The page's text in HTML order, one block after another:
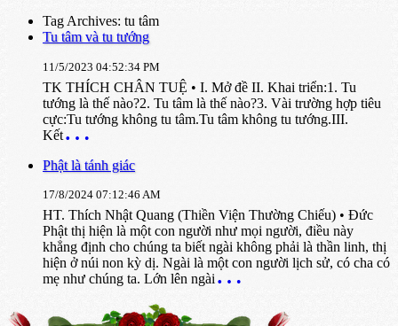
Tag Archives: tu tâm
Tu tâm và tu tướng
11/5/2023 04:52:34 PM
TK THÍCH CHÂN TUỆ • I. Mở đề II. Khai triển:1. Tu
tướng là thế nào?2. Tu tâm là thế nào?3. Vài trường hợp tiêu
cực:Tu tướng không tu tâm.Tu tâm không tu tướng.III.
Kết
Phật là tánh giác
17/8/2024 07:12:46 AM
HT. Thích Nhật Quang (Thiền Viện Thường Chiếu) • Đức
Phật thị hiện là một con người như mọi người, điều này
khẳng định cho chúng ta biết ngài không phải là thần linh, thị
hiện ở núi non kỳ dị. Ngài là một con người lịch sử, có cha có
mẹ như chúng ta. Lớn lên ngài